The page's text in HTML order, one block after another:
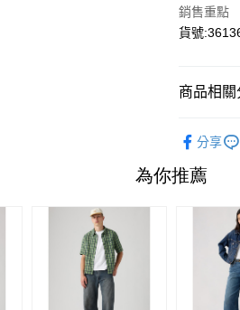
玉山商
台新國
聯邦商
元大商
台灣樂
悠遊付
大哥付你
【大哥付
2.付款方
流程，驗
3.實際核
4.訂單成
消。如遇
無法說明
【繳款方
1.分期款
運送方式
全家取貨
每筆
付款後全
每筆
銷售重點
貨號
商品相關
分享